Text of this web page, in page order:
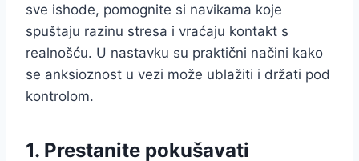
sve ishode, pomognite si navikama koje
spuštaju razinu stresa i vraćaju kontakt s
realnošću. U nastavku su praktični načini kako
se anksioznost u vezi može ublažiti i držati pod
kontrolom.
1. Prestanite pokušavati